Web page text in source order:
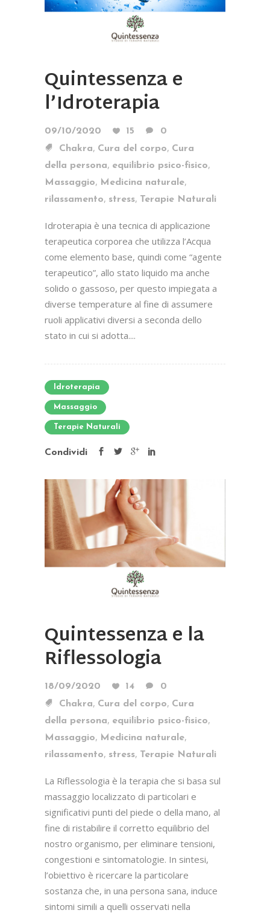
Quintessenza e
l’Idroterapia
09/10/2020 15
0
Chakra, Cura del corpo, Cura
della persona, equilibrio psico-fisico,
Massaggio, Medicina naturale,
rilassamento, stress, Terapie Naturali
Idroterapia è una tecnica di applicazione
terapeutica corporea che utilizza l’Acqua
come elemento base, quindi come “agente
terapeutico”, allo stato liquido ma anche
solido o gassoso, per questo impiegata a
diverse temperature al fine di assumere
ruoli applicativi diversi a seconda dello
stato in cui si adotta....
Idroterapia
Massaggio
Terapie Naturali
Condividi
Quintessenza e la
Riflessologia
18/09/2020 14
0
Chakra, Cura del corpo, Cura
della persona, equilibrio psico-fisico,
Massaggio, Medicina naturale,
rilassamento, stress, Terapie Naturali
La Riflessologia è la terapia che si basa sul
massaggio localizzato di particolari e
significativi punti del piede o della mano, al
fine di ristabilire il corretto equilibrio del
nostro organismo, per eliminare tensioni,
congestioni e sintomatologie. In sintesi,
l’obiettivo è ricercare la particolare
sostanza che, in una persona sana, induce
sintomi simili a quelli osservati nella